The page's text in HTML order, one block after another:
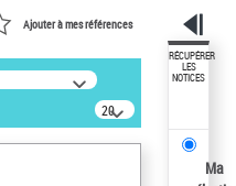
Ajouter à mes références
20
résultats/page
RÉCUPÉRER
LES
NOTICES
Ma